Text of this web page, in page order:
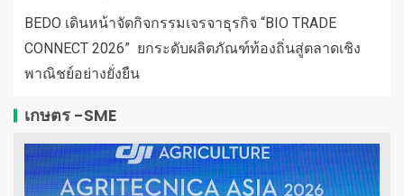
BEDO เดินหน้าจัดกิจกรรมเจรจาธุรกิจ “BIO TRADE
CONNECT 2026” ยกระดับผลิตภัณฑ์ท้องถิ่นสู่ตลาดเชิง
พาณิชย์อย่างยั่งยืน
เกษตร -SME